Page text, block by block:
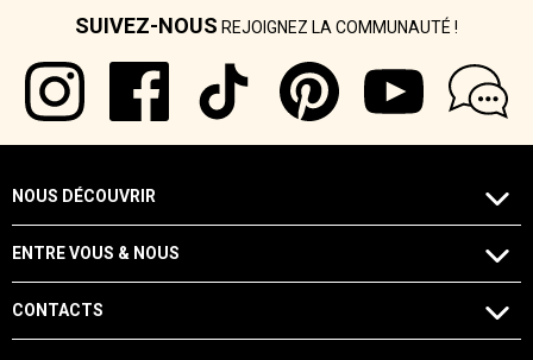
SUIVEZ-NOUS REJOIGNEZ LA COMMUNAUTÉ !
NOUS DÉCOUVRIR
ENTRE VOUS & NOUS
CONTACTS